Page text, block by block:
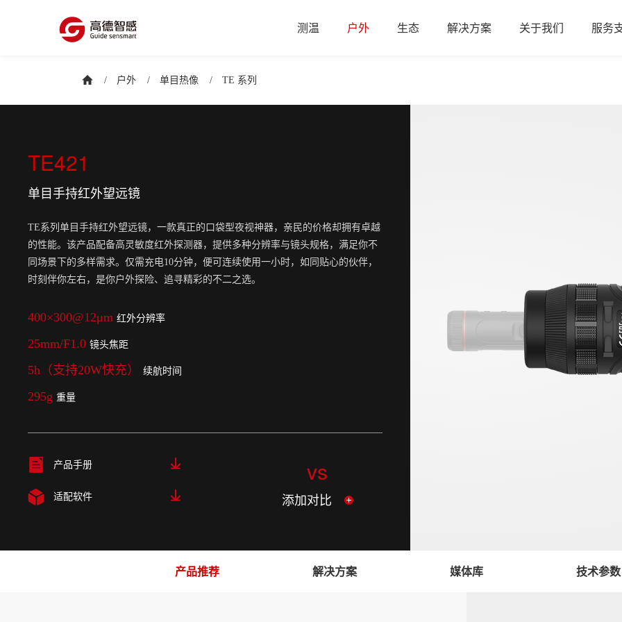
测温 户外 生态 解决方案 关于我们 服务
/ 户外 / 单目热像 / TE 系列
TE421
单目手持红外望远镜
TE系列单目手持红外望远镜，一款真正的口袋型夜视神器，亲民的价格却拥有卓越
的性能。该产品配备高灵敏度红外探测器，提供多种分辨率与镜头规格，满足你不
同场景下的多样需求。仅需充电10分钟，便可连续使用一小时，如同贴心的伙伴，
时刻伴你左右，是你户外探险、追寻精彩的不二之选。
400×300@12μm 红外分辨率
25mm/F1.0 镜头焦距
5h（支持20W快充） 续航时间
295g 重量
产品手册
适配软件
vs
添加对比
产品推荐 解决方案 媒体库 技术参数